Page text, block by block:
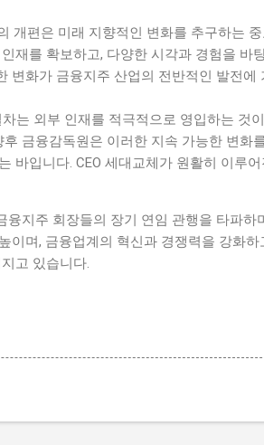
개편은 미래 지향적인 변화를 추구하는
재를 확보하고, 다양한 시각과 경험을 바
변화가 금융지주 산업의 전반적인 발전에
차는 외부 인재를 적극적으로 영입하는 것
금융감독원은 이러한 지속 가능한 변화
바입니다. CEO 세대교체가 원활히 이루
융지주 회장들의 장기 연임 관행을 타파하
이며, 금융업계의 혁신과 경쟁력을 강화
고 있습니다.